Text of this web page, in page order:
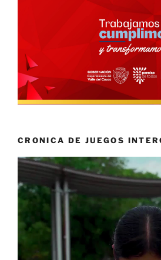
CRONICA DE JUEGOS
Reproductor
vídeo